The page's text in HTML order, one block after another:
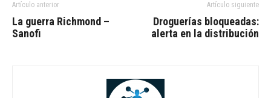
Artículo anterior
La guerra Richmond –
Sanofi
Artículo siguiente
Droguerías bloqueadas:
alerta en la distribución